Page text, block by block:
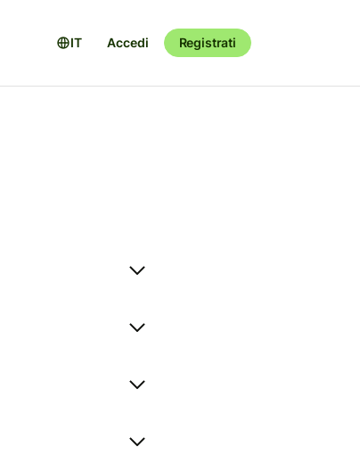
IT Accedi Registrati